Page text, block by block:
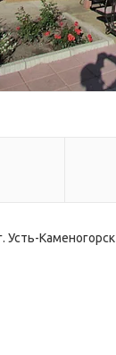
Усть-Каменогорск